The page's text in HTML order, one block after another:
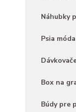
Náhubky
Psia móda
Box na
Búdy pre